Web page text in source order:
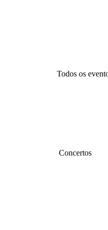
Todos os
Concertos